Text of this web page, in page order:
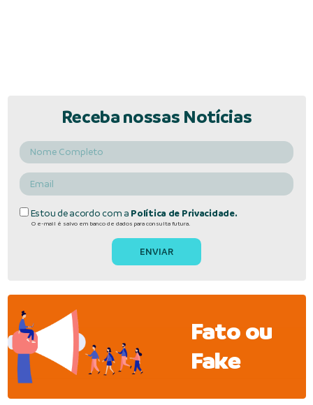
Receba nossas Notícias
Estou de acordo com a Política de Privacidade.
O e-mail é salvo em banco de dados para consulta futura.
Fato ou
Fake